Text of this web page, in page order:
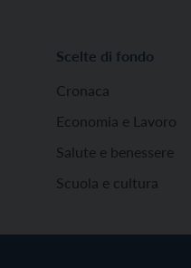
Scelte di fondo
Cronaca
Economia e Lavoro
Salute e benessere
Scuola e cultura